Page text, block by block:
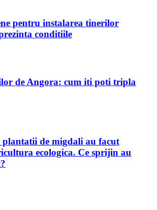
pentru instalarea tinerilor
conditiile
de Angora: cum iti poti tripla
de migdali au facut
ecologica. Ce sprijin au